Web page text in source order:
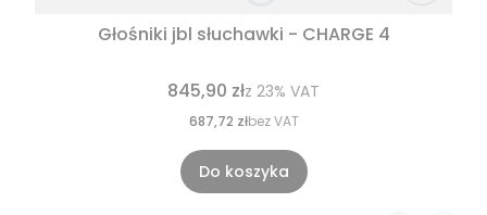
Głośniki jbl słuchawki - CHARGE 4
845,90 złz 23% VAT
687,72 złbez VAT
Do koszyka